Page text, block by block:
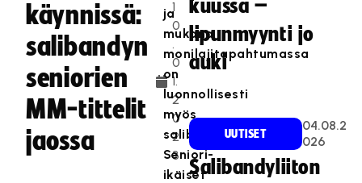
käynnissä:
salibandyn
seniorien
MM-tittelit
jaossa
1
0
.
0
1.
2
0
2
3
ja
mukana
monilajitapahtumassa
on
luonnollisesti
myös
salibandy.
Seniori-
ikäiset
kuussa –
lipunmyynti jo
auki
UUTISET
04.08.2
026
Salibandyliiton